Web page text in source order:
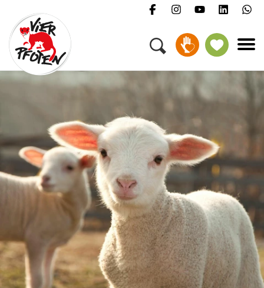
Menü
Kampagnen & Themen
Tiere
Jobs
Presse
FAQ
Newsletter
Kontakt
Spenden
Petition